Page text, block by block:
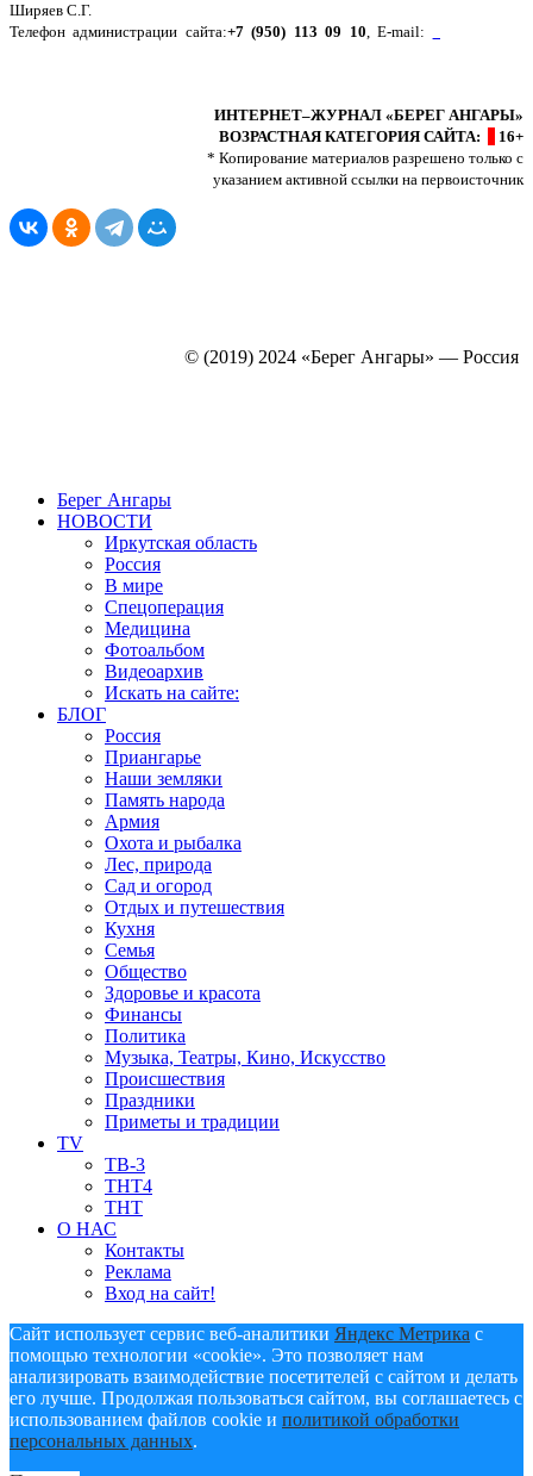
Ширяев С.Г.
Телефон администрации сайта:+7 (950) 113 09 10, E-mail:
ИНТЕРНЕТ–ЖУРНАЛ «БЕРЕГ АНГАРЫ»
ВОЗРАСТНАЯ КАТЕГОРИЯ САЙТА:
16+
* Копирование материалов разрешено только с
указанием активной ссылки на первоисточник
© (2019) 2024 «Берег Ангары» — Россия
Берег Ангары
НОВОСТИ
Иркутская область
Россия
В мире
Спецоперация
Медицина
Фотоальбом
Видеоархив
Искать на сайте:
БЛОГ
Россия
Приангарье
Наши земляки
Память народа
Армия
Охота и рыбалка
Лес, природа
Сад и огород
Отдых и путешествия
Кухня
Семья
Общество
Здоровье и красота
Финансы
Политика
Музыка, Театры, Кино, Искусство
Происшествия
Праздники
Приметы и традиции
TV
ТВ-3
ТНТ4
ТНТ
О НАС
Контакты
Реклама
Вход на сайт!
Сайт использует сервис веб-аналитики Яндекс Метрика с
помощью технологии «cookie». Это позволяет нам
анализировать взаимодействие посетителей с сайтом и делать
его лучше. Продолжая пользоваться сайтом, вы соглашаетесь с
использованием файлов cookie и политикой обработки
персональных данных.